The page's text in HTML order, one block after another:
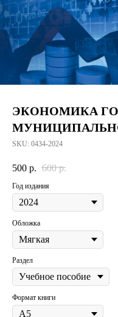
ЭКОНОМИКА
SKU: 0434-2024
500 р. 600 р.
Год издания
Обложка
Раздел
Формат книги